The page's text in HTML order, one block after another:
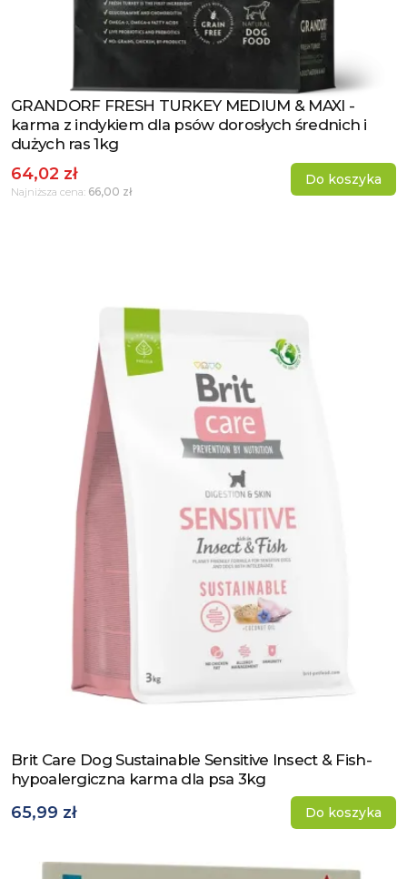
Zobacz produkt
GRANDORF FRESH TURKEY MEDIUM & MAXI -
karma z indykiem dla psów dorosłych średnich i
dużych ras 1kg
64,02 zł
Najniższa cena: 66,00 zł
Do koszyka
Zobacz produkt
Brit Care Dog Sustainable Sensitive Insect & Fish-
hypoalergiczna karma dla psa 3kg
65,99 zł Do koszyka